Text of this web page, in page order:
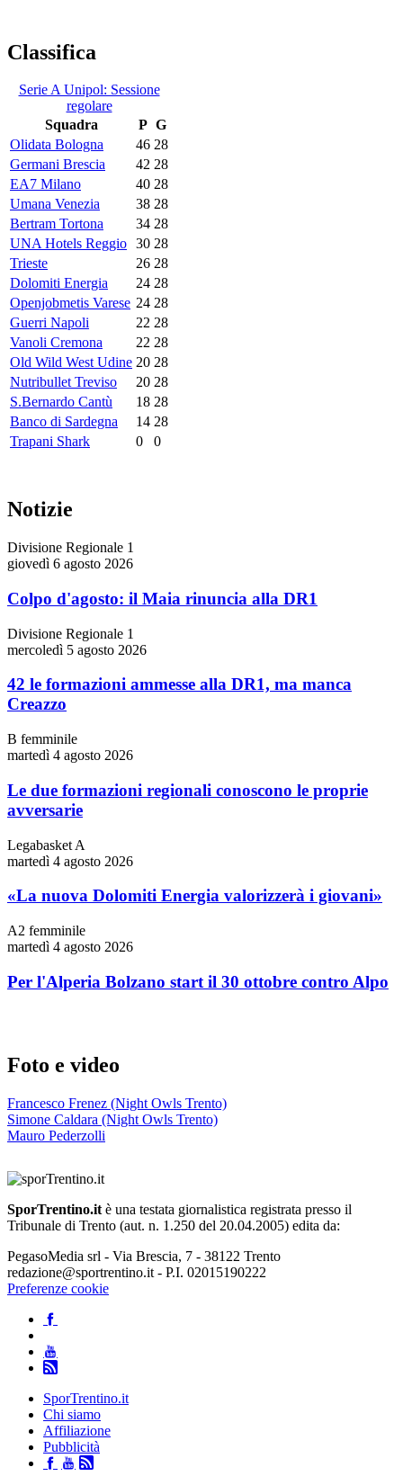
Classifica
Serie A Unipol: Sessione
regolare
Squadra
P G
Olidata Bologna
46 28
Germani Brescia
42 28
EA7 Milano
40 28
Umana Venezia
38 28
Bertram Tortona
34 28
UNA Hotels Reggio 30 28
Trieste
26 28
Dolomiti Energia
24 28
Openjobmetis Varese 24 28
Guerri Napoli
22 28
Vanoli Cremona
22 28
Old Wild West Udine 20 28
Nutribullet Treviso
20 28
S.Bernardo Cantù
18 28
Banco di Sardegna
14 28
Trapani Shark
0 0
Notizie
Divisione Regionale 1
giovedì 6 agosto 2026
Colpo d'agosto: il Maia rinuncia alla DR1
Divisione Regionale 1
mercoledì 5 agosto 2026
42 le formazioni ammesse alla DR1, ma manca
Creazzo
B femminile
martedì 4 agosto 2026
Le due formazioni regionali conoscono le proprie
avversarie
Legabasket A
martedì 4 agosto 2026
«La nuova Dolomiti Energia valorizzerà i giovani»
A2 femminile
martedì 4 agosto 2026
Per l'Alperia Bolzano start il 30 ottobre contro Alpo
Foto e video
Francesco Frenez (Night Owls Trento)
Simone Caldara (Night Owls Trento)
Mauro Pederzolli
SporTrentino.it è una testata giornalistica registrata presso il
Tribunale di Trento (aut. n. 1.250 del 20.04.2005) edita da:
PegasoMedia srl - Via Brescia, 7 - 38122 Trento
redazione@sportrentino.it - P.I. 02015190222
Preferenze cookie
SporTrentino.it
Chi siamo
Affiliazione
Pubblicità